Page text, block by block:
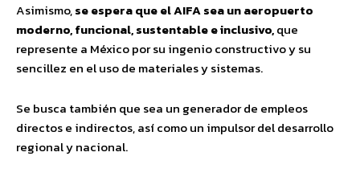
Asimismo,se espera que el AIFA sea un aeropuerto
moderno, funcional, sustentable e inclusivo,que
represente a México por su ingenio constructivo y su
sencillez en el uso de materiales y sistemas.
Se busca también que sea un generador de empleos
directos e indirectos, así como un impulsor del desarrollo
regional y nacional.